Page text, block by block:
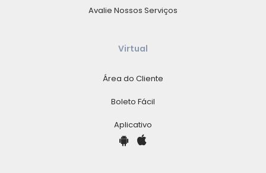
Avalie Nossos Serviços
Virtual
Área do Cliente
Boleto Fácil
Aplicativo